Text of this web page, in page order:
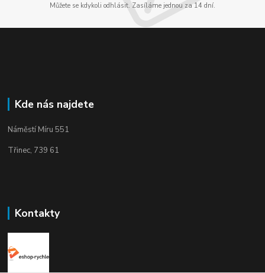
Můžete se kdykoli odhlásit. Zasíláme jednou za 14 dní.
Kde nás najdete
Náměstí Míru 551
Třinec, 739 61
Kontakty